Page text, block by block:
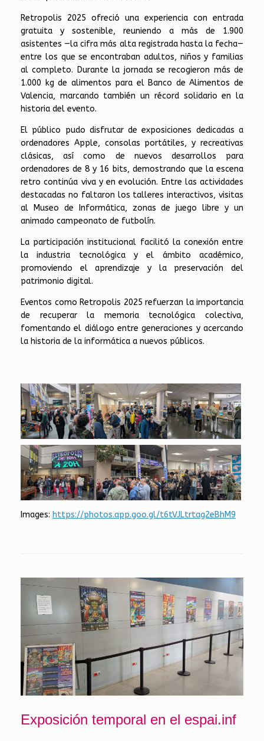
Retropolis 2025 ofreció una experiencia con entrada
gratuita y sostenible, reuniendo a más de 1.900
asistentes —la cifra más alta registrada hasta la fecha—
entre los que se encontraban adultos, niños y familias
al completo. Durante la jornada se recogieron más de
1.000 kg de alimentos para el Banco de Alimentos de
Valencia, marcando también un récord solidario en la
historia del evento.
El público pudo disfrutar de exposiciones dedicadas a
ordenadores Apple, consolas portátiles, y recreativas
clásicas, así como de nuevos desarrollos para
ordenadores de 8 y 16 bits, demostrando que la escena
retro continúa viva y en evolución. Entre las actividades
destacadas no faltaron los talleres interactivos, visitas
al Museo de Informática, zonas de juego libre y un
animado campeonato de futbolín.
La participación institucional facilitó la conexión entre
la industria tecnológica y el ámbito académico,
promoviendo el aprendizaje y la preservación del
patrimonio digital.
Eventos como Retropolis 2025 refuerzan la importancia
de recuperar la memoria tecnológica colectiva,
fomentando el diálogo entre generaciones y acercando
la historia de la informática a nuevos públicos.
Images: https://photos.app.goo.gl/t6tVJLtrtag2eBhM9
Exposición temporal en el espai.inf